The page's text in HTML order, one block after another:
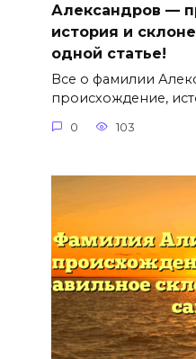
Александров —
история и
одной статье!
Все о фамилии
происхождение,
0 103